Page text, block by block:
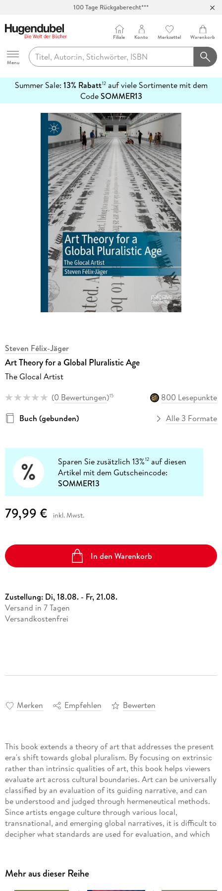
Abholung in über 100 Filialen
Hugendubel
Menu
Filiale Konto Merkzettel Warenkorb
Summer Sale: 13% Rabatt12auf viele Sortimente mit dem
CodeSOMMER13
erfahren
Steven Félix-Jäger
Art Theory for a Global Pluralistic Age
The Glocal Artist
(0 Bewertungen)15
800 Lesepunkte
Buch (gebunden)
Alle 3 Formate
Sparen Sie zusätzlich 13%12 auf diesen
Artikel mit dem Gutscheincode:
SOMMER13
79,99 € inkl. Mwst.
In den Warenkorb
Zustellung: Di, 18.08. - Fr, 21.08.
Versand in 7 Tagen
Versandkostenfrei
Merken Empfehlen Bewerten
This book extends a theory of art that addresses the present
era's shift towards global pluralism. By focusing on extrinsic
rather than intrinsic qualities of art, this book helps viewers
evaluate art across cultural boundaries. Art can be universally
classified by an evaluation of its guiding narrative, and can
be understood and judged through hermeneutical methods.
Since artists engage culture through various local,
transnational, and emerging global narratives, it is difficult to
decipher what standards are used for evaluation, and which
Mehr aus dieser Reihe